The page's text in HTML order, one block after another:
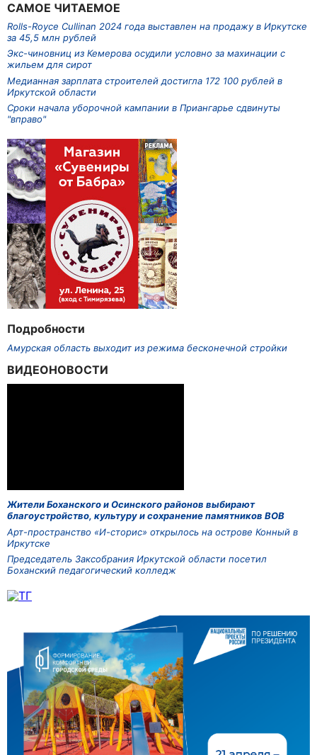
САМОЕ ЧИТАЕМОЕ
Rolls-Royce Cullinan 2024 года выставлен на продажу в Иркутске
за 45,5 млн рублей
Экс-чиновниц из Кемерова осудили условно за махинации с
жильем для сирот
Медианная зарплата строителей достигла 172 100 рублей в
Иркутской области
Сроки начала уборочной кампании в Приангарье сдвинуты
"вправо"
Подробности
Амурская область выходит из режима бесконечной стройки
ВИДЕОНОВОСТИ
Жители Боханского и Осинского районов выбирают
благоустройство, культуру и сохранение памятников ВОВ
Арт-пространство «И-сторис» открылось на острове Конный в
Иркутске
Председатель Заксобрания Иркутской области посетил
Боханский педагогический колледж